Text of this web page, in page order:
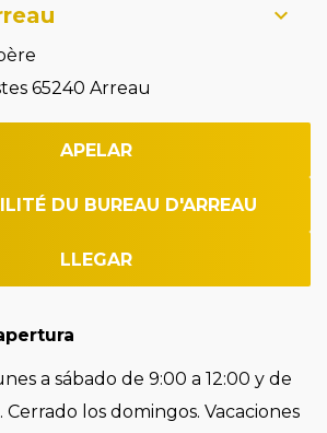
65240 Arreau
APELAR
DU BUREAU D'ARREAU
LLEGAR
a sábado de 9:00 a 12:00 y de
Cerrado los domingos. Vacaciones